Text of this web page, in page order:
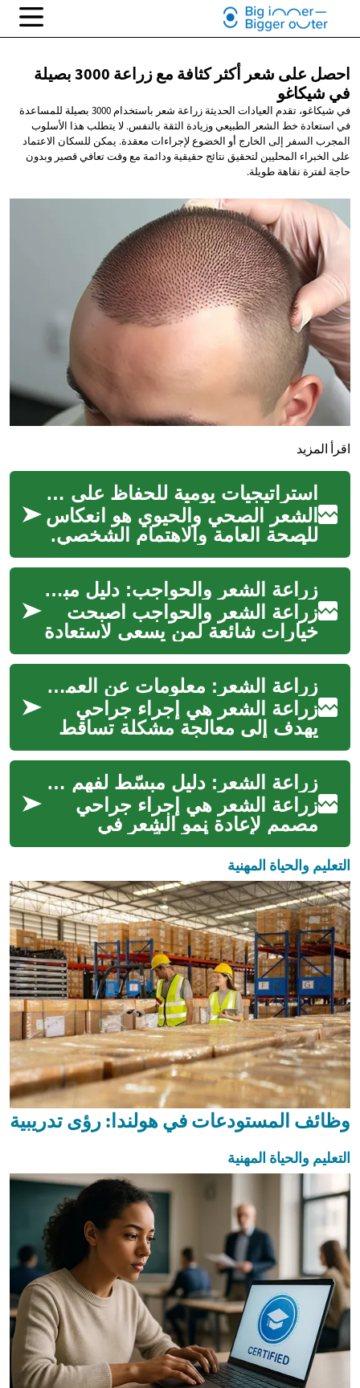
احصل على شعر أكثر كثافة مع زراعة 3000 بصيلة
في شيكاغو
في شيكاغو، تقدم العيادات الحديثة زراعة شعر باستخدام 3000 بصيلة للمساعدة
في استعادة خط الشعر الطبيعي وزيادة الثقة بالنفس. لا يتطلب هذا الأسلوب
المجرب السفر إلى الخارج أو الخضوع لإجراءات معقدة. يمكن للسكان الاعتماد
على الخبراء المحليين لتحقيق نتائج حقيقية ودائمة مع وقت تعافي قصير وبدون
حاجة لفترة نقاهة طويلة.
اقرأ المزيد
استراتيجيات يومية للحفاظ على شعر حيوي
الشعر الصحي والحيوي هو انعكاس
للصحة العامة والاهتمام الشخصي.
يتأثر مظهر الشعر بعوامل متعددة،
بدءًا من التغذية وحتى ال...
زراعة الشعر والحواجب: دليل مبسّط للإجراء التجميلي والجمال
زراعة الشعر والحواجب أصبحت
خيارات شائعة لمن يسعى لاستعادة
مظهر كثيف وطبيعي، سواء بسبب
الصلع الوراثي أو فقدان الشعر
ال...
زراعة الشعر: معلومات عن العملية والتوقعات
زراعة الشعر هي إجراء جراحي
يهدف إلى معالجة مشكلة تساقط
الشعر والصلع عن طريق نقل
بصيلات من جزء في فروة الرأس
إلى مناطق...
زراعة الشعر: دليل مبسّط لفهم الإجراءات والنتائج
زراعة الشعر هي إجراء جراحي
مصمم لإعادة نمو الشعر في
مناطق الصلع أو الترقّق. يهدف هذا
الإجراء إلى نقل بصيلات شعر من
من...
التعليم والحياة المهنية
وظائف المستودعات في هولندا: رؤى تدريبية
التعليم والحياة المهنية